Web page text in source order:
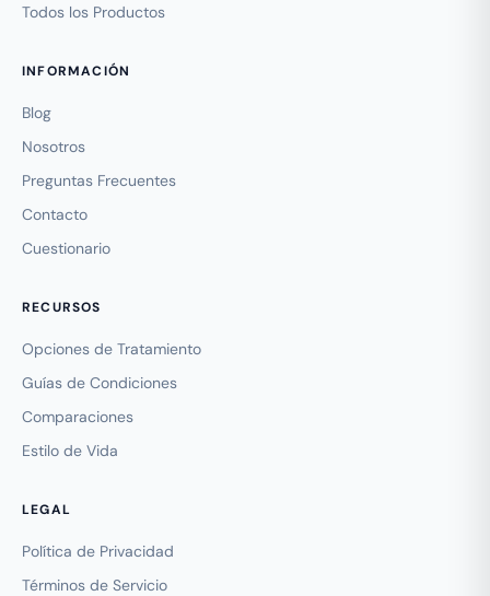
Todos los Productos
INFORMACIÓN
Blog
Nosotros
Preguntas Frecuentes
Contacto
Cuestionario
RECURSOS
Opciones de Tratamiento
Guías de Condiciones
Comparaciones
Estilo de Vida
LEGAL
Política de Privacidad
Términos de Servicio